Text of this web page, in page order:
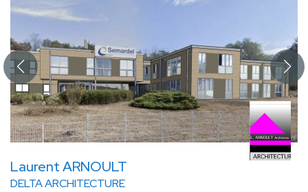
Laurent ARNOULT
DELTA ARCHITECTURE